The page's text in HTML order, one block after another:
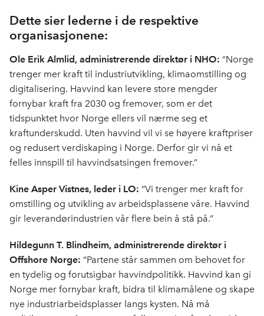
Dette sier lederne i de respektive
organisasjonene:
Ole Erik Almlid, administrerende direktør i NHO: “Norge
trenger mer kraft til industriutvikling, klimaomstilling og
digitalisering. Havvind kan levere store mengder
fornybar kraft fra 2030 og fremover, som er det
tidspunktet hvor Norge ellers vil nærme seg et
kraftunderskudd. Uten havvind vil vi se høyere kraftpriser
og redusert verdiskaping i Norge. Derfor gir vi nå et
felles innspill til havvindsatsingen fremover.”
Kine Asper Vistnes, leder i LO: “Vi trenger mer kraft for
omstilling og utvikling av arbeidsplassene våre. Havvind
gir leverandørindustrien vår flere bein å stå på.”
Hildegunn T. Blindheim, administrerende direktør i
Offshore Norge: “Partene står sammen om behovet for
en tydelig og forutsigbar havvindpolitikk. Havvind kan gi
Norge mer fornybar kraft, bidra til klimamålene og skape
nye industriarbeidsplasser langs kysten. Nå må